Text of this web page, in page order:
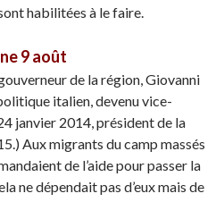
habilitées à le faire.
9 août
de la région, Giovanni
italien, devenu vice-
janvier 2014, président de la
Aux migrants du camp massés
de l’aide pour passer la
ne dépendait pas d’eux mais de